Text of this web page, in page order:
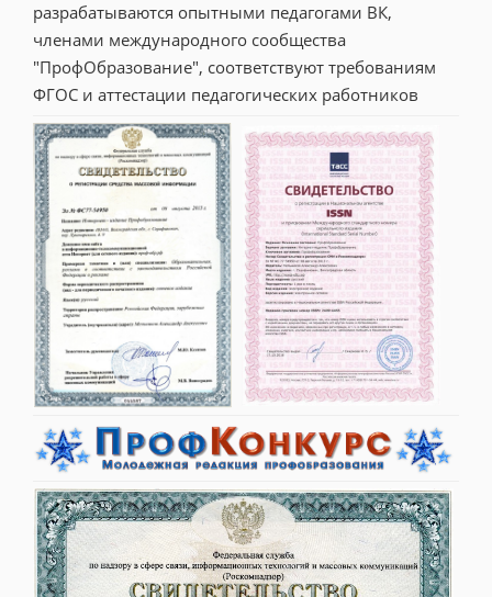
разрабатываются опытными педагогами ВК,
членами международного сообщества
"ПрофОбразование", соответствуют требованиям
ФГОС и аттестации педагогических работников